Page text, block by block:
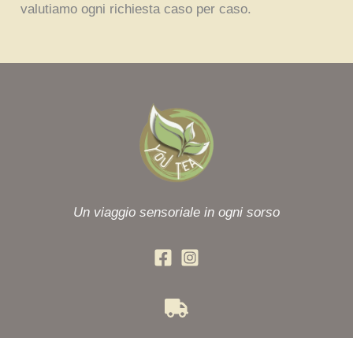
valutiamo ogni richiesta caso per caso.
Un viaggio sensoriale in ogni sorso